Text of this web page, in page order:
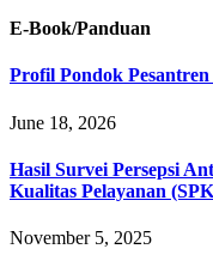
E-Book/Panduan
Profil Pondok
June 18, 2026
Hasil Survei Persepsi
Kualitas Pelayanan
November 5, 2025